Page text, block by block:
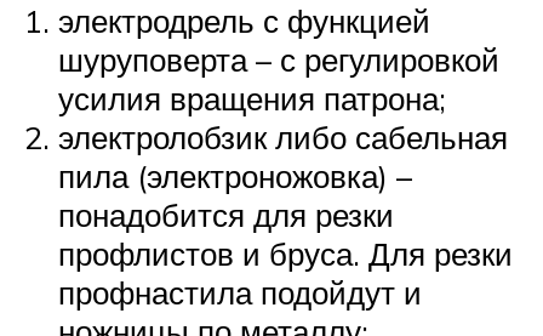
электродрель с функцией
шуруповерта – с регулировкой
усилия вращения патрона;
электролобзик либо сабельная
пила (электроножовка) –
понадобится для резки
профлистов и бруса. Для резки
профнастила подойдут и